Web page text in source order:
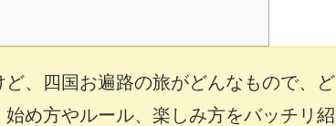
、四国お遍路の旅がどんなもので、ど
め方やルール、楽しみ方をバッチリ紹